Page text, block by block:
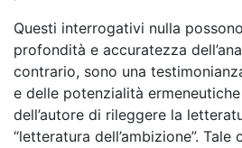
Questi interrogativi nulla
profondità e accuratezza
contrario, sono una
e delle potenzialità
dell’autore di rileggere la
“letteratura dell’ambizione”. Tale